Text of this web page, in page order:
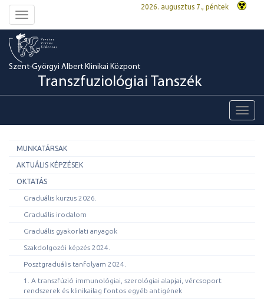
Toggle
navigation
2026. augusztus 7., péntek
Szent-Györgyi Albert Klinikai Központ
Transzfuziológiai Tanszék
MUNKATÁRSAK
AKTUÁLIS KÉPZÉSEK
OKTATÁS
Graduális kurzus 2026.
Graduális irodalom
Graduális gyakorlati anyagok
Szakdolgozói képzés 2024.
Posztgraduális tanfolyam 2024.
1. A transzfúzió immunológiai, szerológiai alapjai, vércsoport
rendszerek és klinikailag fontos egyéb antigének